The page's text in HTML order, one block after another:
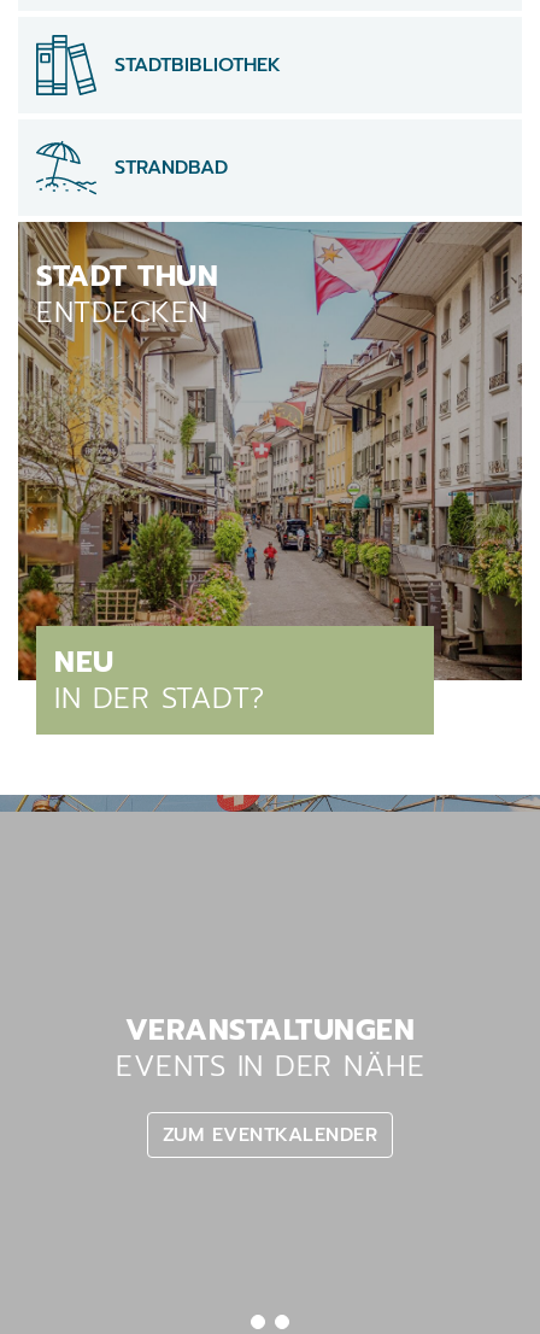
STADTBIBLIOTHEK
STRANDBAD
Verschiedene Informationen
STADT THUN
ENTDECKEN
Verschiedene Informationen
NEU
IN DER STADT?
Verschiedene Informationen
VERANSTALTUNGEN
EVENTS IN DER NÄHE
ZUM EVENTKALENDER